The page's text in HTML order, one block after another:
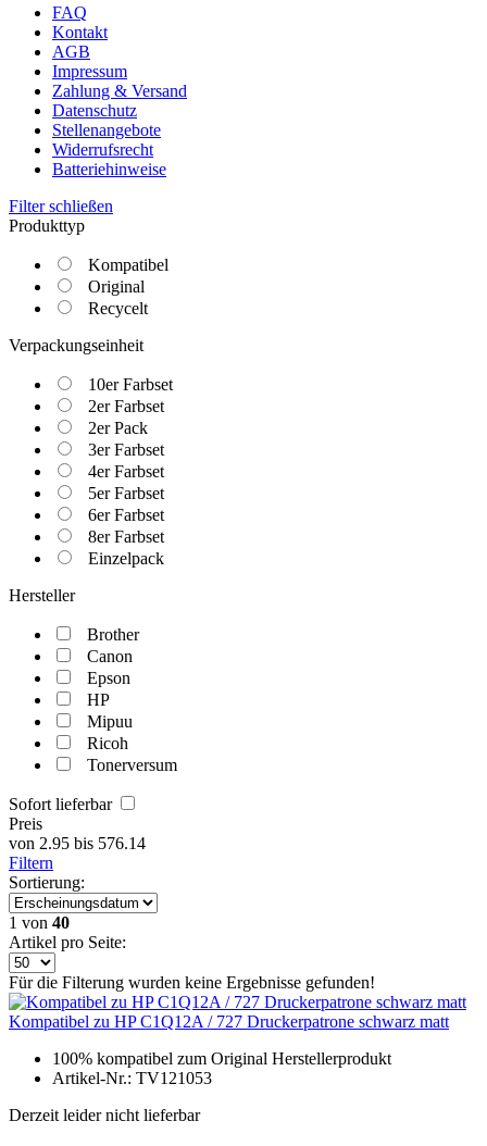
FAQ
Kontakt
AGB
Impressum
Zahlung & Versand
Datenschutz
Stellenangebote
Widerrufsrecht
Batteriehinweise
Filter schließen
Produkttyp
Kompatibel
Original
Recycelt
Verpackungseinheit
10er Farbset
2er Farbset
2er Pack
3er Farbset
4er Farbset
5er Farbset
6er Farbset
8er Farbset
Einzelpack
Hersteller
Brother
Canon
Epson
HP
Mipuu
Ricoh
Tonerversum
Sofort lieferbar
Preis
von 2.95 bis 576.14
Filtern
Sortierung:
1 von 40
Artikel pro Seite:
Für die Filterung wurden keine Ergebnisse gefunden!
Kompatibel zu HP C1Q12A / 727 Druckerpatrone schwarz matt
100% kompatibel zum Original Herstellerprodukt
Artikel-Nr.: TV121053
Derzeit leider nicht lieferbar